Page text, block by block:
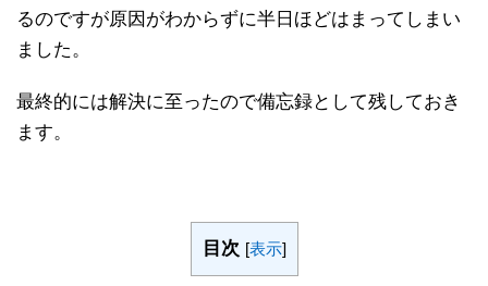
るのですが原因がわからずに半日ほどはまってしまい
ました。
最終的には解決に至ったので備忘録として残しておき
ます。
目次 [表示]